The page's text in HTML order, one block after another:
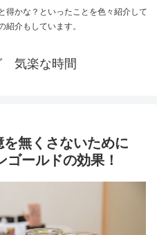
得かな？といったことを色々紹介して
紹介もしています。
気楽な時間
無くさないために
ゴールドの効果！